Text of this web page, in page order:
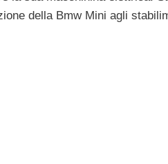
della Bmw Mini agli